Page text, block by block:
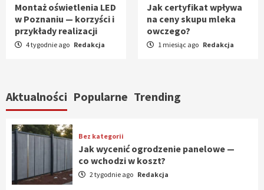
Montaż oświetlenia LED
w Poznaniu — korzyści i
przykłady realizacji
4 tygodnie ago Redakcja
Jak certyfikat wpływa
na ceny skupu mleka
owczego?
1 miesiąc ago Redakcja
Aktualności Popularne Trending
Bez kategorii
Jak wycenić ogrodzenie panelowe —
co wchodzi w koszt?
2 tygodnie ago Redakcja